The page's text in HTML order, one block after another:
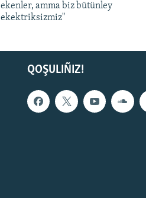
ekenler, amma biz bütünley
ekektriksizmiz"
QOŞULIÑIZ!